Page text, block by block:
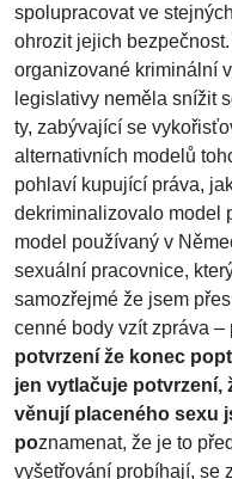
spolupracovat ve
ohrozit jejich
organizované kriminální
legislativy neměla snížit
ty, zabývající se
alternativních modelů
pohlaví kupující práva,
dekriminalizovalo model
model používaný v
sexuální pracovnice,
samozřejmé že jsem
cenné body vzít zpráva –
potvrzení že konec
jen vytlačuje potvrzení,
věnují placeného sexu
poznamenat, že je to
vyšetřování probíhají, se